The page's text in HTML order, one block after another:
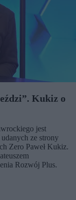
Kukiz o
jest
ze strony
Zero Paweł Kukiz.
Rozwój Plus.